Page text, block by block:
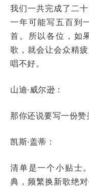
我们一共完成了二
一年可能写五百到
首。所以各位，如
歌，就会让会众精
唱不好。
山迪·威尔逊：
那你还说要写一份赞
凯斯·盖蒂：
清单是一个小贴士
典，频繁换新歌绝